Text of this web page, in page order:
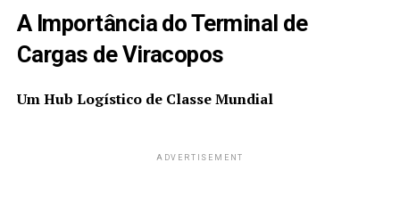
A Importância do Terminal de
Cargas de Viracopos
Um Hub Logístico de Classe Mundial
ADVERTISEMENT